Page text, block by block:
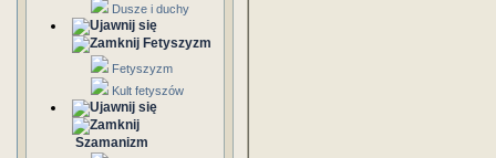
Dusze i duchy
Fetyszyzm
Fetyszyzm
Kult fetyszów
Szamanizm